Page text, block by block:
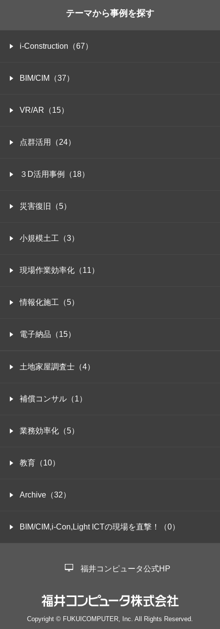
テーマから事例を探す
i-Construction（67）
BIM/CIM（37）
VR/AR（15）
点群活用（24）
３D活用事例（18）
災害復旧（5）
小規模土工（3）
現場作業効率化（11）
情報化施工（5）
電子納品（15）
土地家屋調査士（4）
補償コンサル（1）
業務効率化（5）
教育（10）
Archive（32）
BIM/CIM,i-Con,Light ICTの現場を直撃！（0）
福井コンピュータ公式HP
Copyright © FUKUICOMPUTER, Inc. All Rights Reserved.